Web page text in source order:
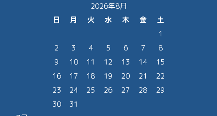
2026年8月
日
月 火 水 木 金
土
1
2
3 4 5 6 7
8
9
10 11 12 13 14
15
16
17 18 19 20 21
22
23
24 25 26 27 28
29
30
31